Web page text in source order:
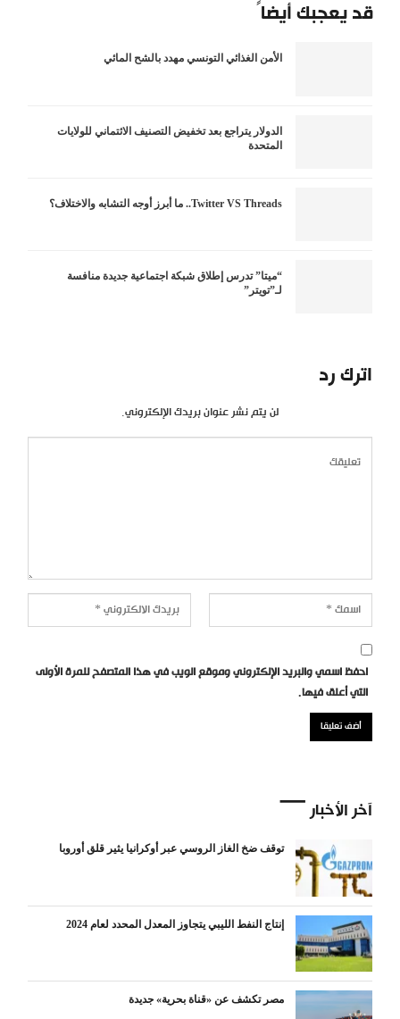
قد يعجبك أيضاً
الأمن الغذائي التونسي مهدد بالشح المائي
الدولار يتراجع بعد تخفيض التصنيف الائتماني للولايات
المتحدة
Twitter VS Threads.. ما أبرز أوجه التشابه والاختلاف؟
“ميتا” تدرس إطلاق شبكة اجتماعية جديدة منافسة
لـ”تويتر”
اترك رد
لن يتم نشر عنوان بريدك الإلكتروني.
احفظ اسمي والبريد الإلكتروني وموقع الويب في هذا المتصفح للمرة الأولى
التي أعلق فيها.
آخر الأخبار
توقف ضخ الغاز الروسي عبر أوكرانيا يثير قلق أوروبا
إنتاج النفط الليبي يتجاوز المعدل المحدد لعام 2024
مصر تكشف عن «قناة بحرية» جديدة